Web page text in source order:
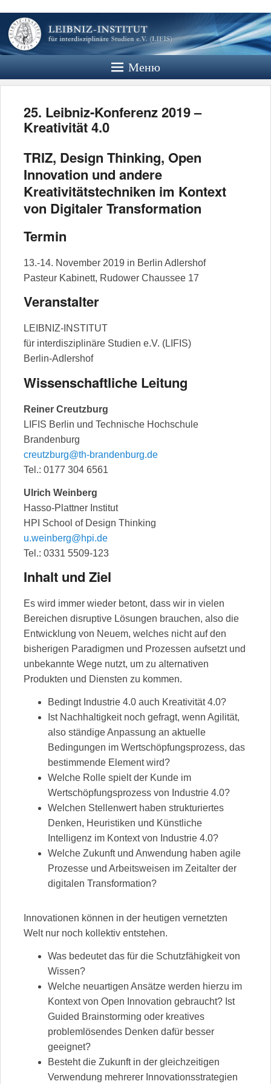
Leibniz
Institut
Website des Leibniz Instituts für
Interdisziplinäre Studien e.V.
Меню
25. Leibniz-Konferenz 2019 –
Kreativität 4.0
TRIZ, Design Thinking, Open
Innovation und andere
Kreativitätstechniken im Kontext
von Digitaler Transformation
Termin
13.-14. November 2019 in Berlin Adlershof
Pasteur Kabinett, Rudower Chaussee 17
Veranstalter
LEIBNIZ-INSTITUT
für interdisziplinäre Studien e.V. (LIFIS)
Berlin-Adlershof
Wissenschaftliche Leitung
Reiner Creutzburg
LIFIS Berlin und Technische Hochschule
Brandenburg
creutzburg@th-brandenburg.de
Tel.: 0177 304 6561
Ulrich Weinberg
Hasso-Plattner Institut
HPI School of Design Thinking
u.weinberg@hpi.de
Tel.: 0331 5509-123
Inhalt und Ziel
Es wird immer wieder betont, dass wir in vielen
Bereichen disruptive Lösungen brauchen, also die
Entwicklung von Neuem, welches nicht auf den
bisherigen Paradigmen und Prozessen aufsetzt und
unbekannte Wege nutzt, um zu alternativen
Produkten und Diensten zu kommen.
Bedingt Industrie 4.0 auch Kreativität 4.0?
Ist Nachhaltigkeit noch gefragt, wenn Agilität,
also ständige Anpassung an aktuelle
Bedingungen im Wertschöpfungsprozess, das
bestimmende Element wird?
Welche Rolle spielt der Kunde im
Wertschöpfungsprozess von Industrie 4.0?
Welchen Stellenwert haben strukturiertes
Denken, Heuristiken und Künstliche
Intelligenz im Kontext von Industrie 4.0?
Welche Zukunft und Anwendung haben agile
Prozesse und Arbeitsweisen im Zeitalter der
digitalen Transformation?
Innovationen können in der heutigen vernetzten
Welt nur noch kollektiv entstehen.
Was bedeutet das für die Schutzfähigkeit von
Wissen?
Welche neuartigen Ansätze werden hierzu im
Kontext von Open Innovation gebraucht? Ist
Guided Brainstorming oder kreatives
problemlösendes Denken dafür besser
geeignet?
Besteht die Zukunft in der gleichzeitigen
Verwendung mehrerer Innovationsstrategien